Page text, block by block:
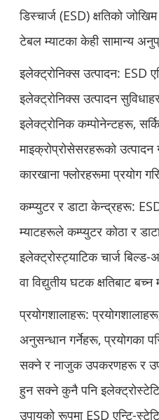
डिस्चार्ज (ESD) क्षतिको
टेबल म्याटका केही सामान्य
इलेक्ट्रोनिक्स उत्पादन: ESD
इलेक्ट्रोनिक्स उत्पादन
इलेक्ट्रोनिक कम्पोनेन्टहरू,
माइक्रोप्रोसेसरहरूको उत्पादन
कारखाना फ्लोरहरूमा प्रयोग
कम्प्युटर र डाटा केन्द्रहरू:
म्याटहरूले कम्प्युटर कोठा र
इलेक्ट्रोस्ट्याटिक चार्ज
वा विद्युतीय घटक क्षतिबाट बच्न
प्रयोगशालाहरू:
अनुसन्धान गर्नेहरू, प्रयोगका
सक्ने र नाजुक उपकरणहरू र
हुन सक्ने कुनै पनि
उपायको रूपमा ESD एन्टि-